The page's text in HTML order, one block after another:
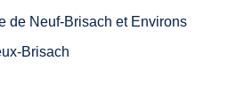
de Neuf-Brisach et Environs
Brisach